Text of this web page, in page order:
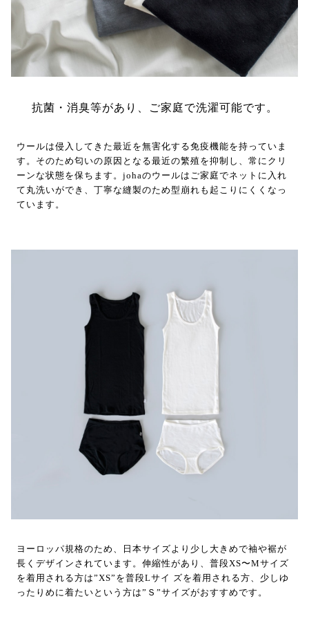
抗菌・消臭等があり、ご家庭で洗濯可能です。
ウールは侵入してきた最近を無害化する免疫機能を持っていま
す。そのため匂いの原因となる最近の繁殖を抑制し、常にクリ
ーンな状態を保ちます。johaのウールはご家庭でネットに入れ
て丸洗いができ、丁寧な縫製のため型崩れも起こりにくくなっ
ています。
ヨーロッパ規格のため、日本サイズより少し大きめで袖や裾が
長くデザインされています。伸縮性があり、普段XS〜Mサイズ
を着用される方は”XS”を普段Lサイ ズを着用される方、少しゆ
ったりめに着たいという方は”Ｓ”サイズがおすすめです。